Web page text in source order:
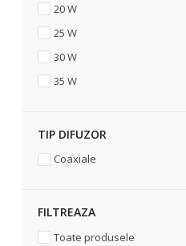
20 W
25 W
30 W
35 W
TIP DIFUZOR
Coaxiale
FILTREAZA
Toate produsele